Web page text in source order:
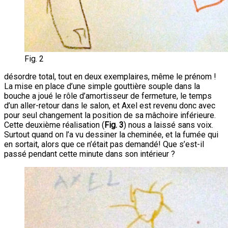
Fig. 2
désordre total, tout en deux exemplaires, même le prénom !
La mise en place d’une simple gouttière souple dans la
bouche a joué le rôle d’amortisseur de fermeture, le temps
d’un aller-retour dans le salon, et Axel est revenu donc avec
pour seul changement la position de sa mâchoire inférieure.
Cette deuxième réalisation ( Fig. 3) nous a laissé sans voix.
Surtout quand on l’a vu dessiner la cheminée, et la fumée qui
en sortait, alors que ce n’était pas demandé! Que s’est-il
passé pendant cette minute dans son intérieur ?